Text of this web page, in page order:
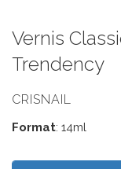
Vernis
Trendency
CRISNAIL
Format: 14ml